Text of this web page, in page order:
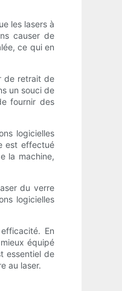
les lasers à
causer de
ce qui en
de retrait de
un souci de
fournir des
logicielles
est effectué
la machine,
du verre
logicielles
En
équipé
essentiel de
au laser.